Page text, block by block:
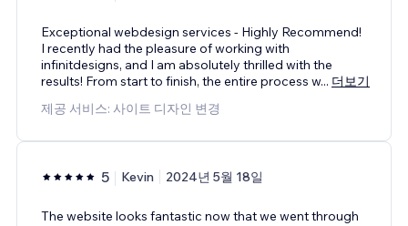
Exceptional webdesign services - Highly Recommend!
I recently had the pleasure of working with
infinitdesigns, and I am absolutely thrilled with the
results! From start to finish, the entire process w... 더보기
제공 서비스: 사이트 디자인 변경
5 Kevin 2024년 5월 18일
The website looks fantastic now that we went through